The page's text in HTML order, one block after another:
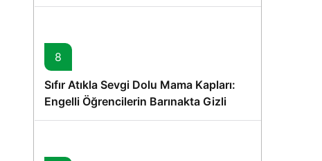
Görüntülendi
8
Sıfır Atıkla Sevgi Dolu Mama Kapları:
Engelli Öğrencilerin Barınakta Gizli
Dostları İçin Gönüllü Proje